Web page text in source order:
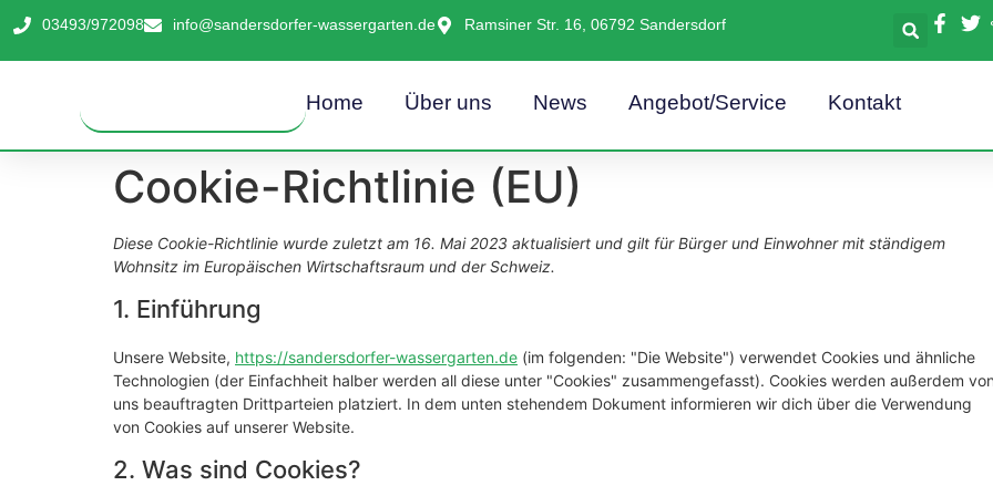
springen03493/972098 info@sandersdorfer-wassergarten.de Ramsiner Str. 16, 06792 Sandersdorf
Home Über uns News Angebot/Service Kontakt
Cookie-Richtlinie (EU)
Diese Cookie-Richtlinie wurde zuletzt am 16. Mai 2023 aktualisiert und gilt für Bürger und Einwohner mit ständigem
Wohnsitz im Europäischen Wirtschaftsraum und der Schweiz.
1. Einführung
Unsere Website, https://sandersdorfer-wassergarten.de (im folgenden: "Die Website") verwendet Cookies und ähnliche
Technologien (der Einfachheit halber werden all diese unter "Cookies" zusammengefasst). Cookies werden außerdem
uns beauftragten Drittparteien platziert. In dem unten stehendem Dokument informieren wir dich über die Verwendung
von Cookies auf unserer Website.
2. Was sind Cookies?